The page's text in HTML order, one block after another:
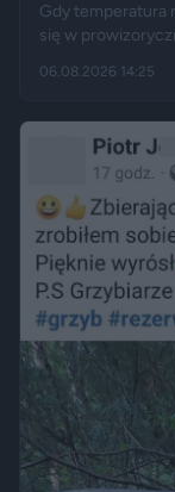
Gdy temperatura
się w
legalne. Jak
przez nagość,
trawnika, który
06.08.2026 14:25